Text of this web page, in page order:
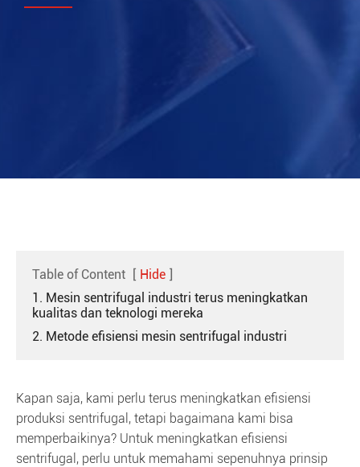
Table of Content [ Hide ]
1. Mesin sentrifugal industri terus meningkatkan
kualitas dan teknologi mereka
2. Metode efisiensi mesin sentrifugal industri
Kapan saja, kami perlu terus meningkatkan efisiensi
produksi sentrifugal, tetapi bagaimana kami bisa
memperbaikinya? Untuk meningkatkan efisiensi
sentrifugal, perlu untuk memahami sepenuhnya prinsip